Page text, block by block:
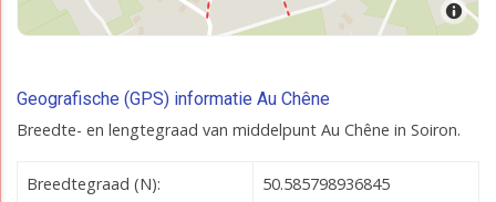
Geografische (GPS) informatie Au Chêne
Breedte- en lengtegraad van middelpunt Au Chêne in Soiron.
Breedtegraad (N): 50.585798936845